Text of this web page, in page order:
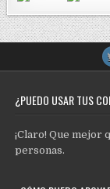
¿PUEDO USAR TUS
¡Claro! Que mejor
personas.